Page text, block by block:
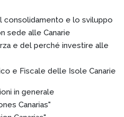
consolidamento e lo sviluppo
sede alle Canarie
e del perché investire alle
e Fiscale delle Isole Canarie
in generale
Canarias"